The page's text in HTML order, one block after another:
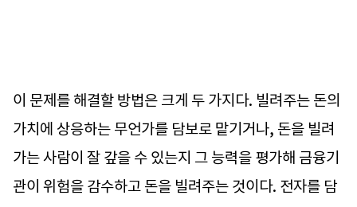
이 문제를 해결할 방법은 크게 두 가지다. 빌려주는 돈의
가치에 상응하는 무언가를 담보로 맡기거나, 돈을 빌려
가는 사람이 잘 갚을 수 있는지 그 능력을 평가해 금융기
관이 위험을 감수하고 돈을 빌려주는 것이다. 전자를 담